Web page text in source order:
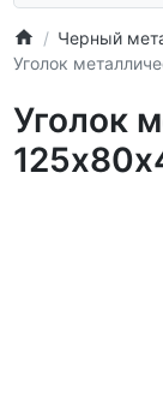
Черный
Уголок
Уголок